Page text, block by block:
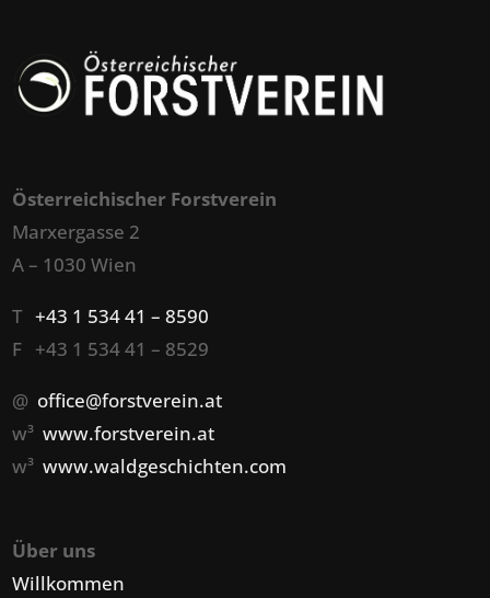
Österreichischer Forstverein
Marxergasse 2
A – 1030 Wien
T+43 1 534 41 – 8590
F +43 1 534 41 – 8529
@ office@forstverein.at
w³www.forstverein.at
w³www.waldgeschichten.com
Über uns
Willkommen